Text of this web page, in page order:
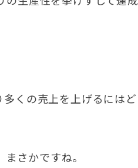
くの売上を上げるにはど
さかですね。